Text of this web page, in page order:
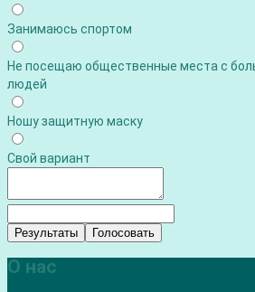
Занимаюсь спортом
Не посещаю общественные места с
людей
Ношу защитную маску
Свой вариант
Результаты Голосовать
О нас